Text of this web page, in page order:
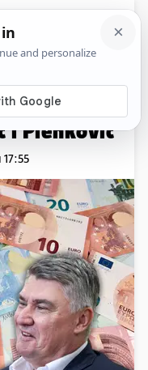
Komentari
će
i Plenković
17:55